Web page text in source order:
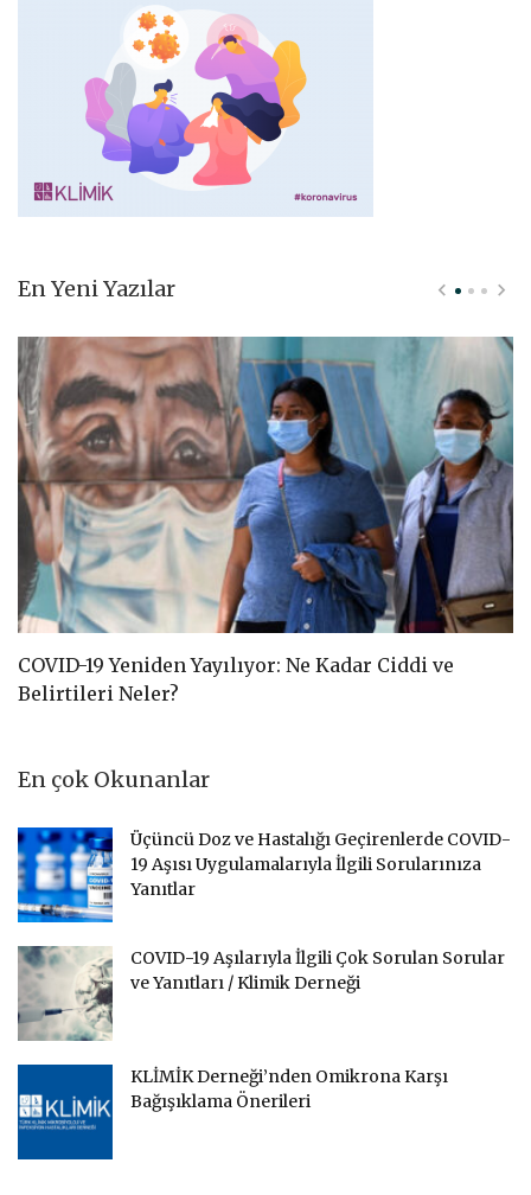
En Yeni Yazılar
COVID-19 Yeniden Yayılıyor: Ne Kadar Ciddi ve
Belirtileri Neler?
En çok Okunanlar
Üçüncü Doz ve Hastalığı Geçirenlerde COVID-
19 Aşısı Uygulamalarıyla İlgili Sorularınıza
Yanıtlar
COVID-19 Aşılarıyla İlgili Çok Sorulan Sorular
ve Yanıtları / Klimik Derneği
KLİMİK Derneği’nden Omikrona Karşı
Bağışıklama Önerileri